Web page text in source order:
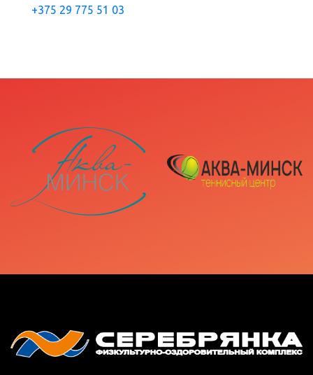
+375 29 775 51 03